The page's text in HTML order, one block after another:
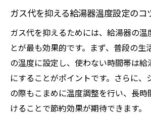
ガス代を抑える給湯器温度設定のコ
ガス代を抑えるためには、給湯器の温
とが最も効果的です。まず、普段の生
の温度に設定し、使わない時間帯は給
にすることがポイントです。さらに、
の際もこまめに温度調整を行い、長
けることで節約効果が期待できます。